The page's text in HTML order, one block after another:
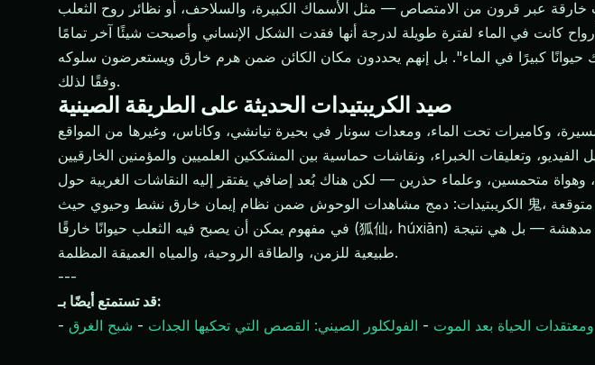
كانت في الماء لفترة طويلة لدرجة أنها فقدت الشكل الإنساني وأصبحت شيئًا آخر تمامًا
كبيرًا في الماء". بل إنهم يحددون مكان الكائن ضمن هرم خارق ويستعرضون سلوكه
وفقًا لذلك.
صيد الكريبتيدات الحديثة على الطريقة الصينية
وكاميرات تحت الماء، ومعدات سونار في بحيرة تيانشي، وكاناس، وغيرها من المواقع
وهواة متحمسين، وعلماء حذرين — لكن هناك بُعد إضافي يفتقر إليه النقاشات الغربية حول
في مفهوم يمكن أن يصبح فيه الثعلب حيوانًا خارقًا (狐仙، húxiān) بعد ألف عام من التطور، فإن سمكة تنمو لحجم غير عادي في بحيرة جبلية عميقة ليست مدهشة — بل هي نتيجة
طبيعية للزمن، والطاقة الروحية، والمياه العميقة المظلمة.
---
قد تستمتع أيضًا بـ:
-
الحياة بعد الموت - الفولكلور الصيني: القصص التي تحكيها الجدات -